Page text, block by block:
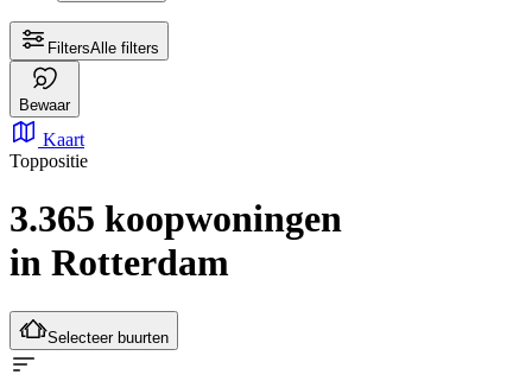
FiltersAlle filters
Bewaar
Kaart
Toppositie
3.365 koopwoningen
in Rotterdam
Selecteer buurten